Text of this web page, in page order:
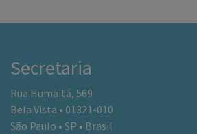
Secretaria
Rua Humaitá, 569
Bela Vista • 01321-010
São Paulo • SP • Brasil